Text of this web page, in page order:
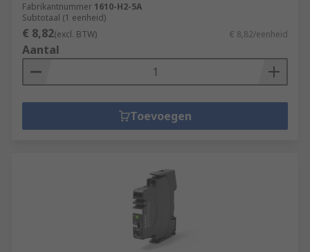
Fabrikantnummer 1610-H2-5A
Subtotaal (1 eenheid)
€ 8,82(excl. BTW) € 8,82/eenheid
Aantal
Toevoegen